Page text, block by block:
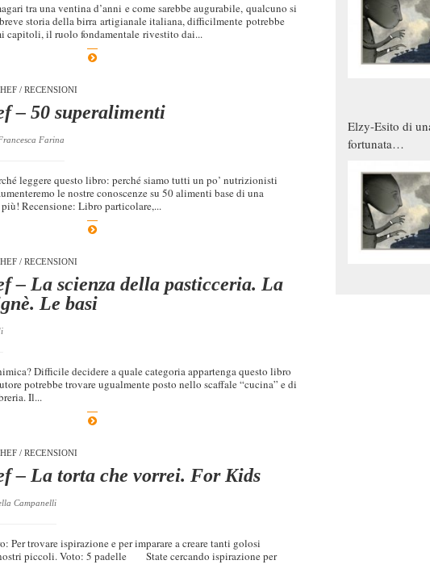
tra una ventina d’anni e come sarebbe augurabile, qualcuno si
storia della birra artigianale italiana, difficilmente potrebbe
capitoli, il ruolo fondamentale rivestito dai...
/ RECENSIONI
– 50 superalimenti
Farina
leggere questo libro: perché siamo tutti un po’ nutrizionisti
le nostre conoscenze su 50 alimenti base di una
Recensione: Libro particolare,...
/ RECENSIONI
– La scienza della pasticceria. La
Le basi
Difficile decidere a quale categoria appartenga questo libro
potrebbe trovare ugualmente posto nello scaffale “cucina” e di
Il...
/ RECENSIONI
– La torta che vorrei. For Kids
Campanelli
Per trovare ispirazione e per imparare a creare tanti golosi
piccoli. Voto: 5 padelle State cercando ispirazione per
Elzy-Esito di
fortunata